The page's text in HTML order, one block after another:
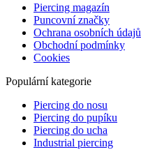
Piercing magazín
Puncovní značky
Ochrana osobních údajů
Obchodní podmínky
Cookies
Populární kategorie
Piercing do nosu
Piercing do pupíku
Piercing do ucha
Industrial piercing